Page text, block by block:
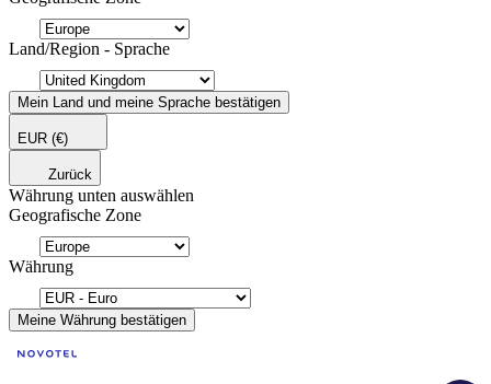
Land/Region - Sprache
Mein Land und meine Sprache bestätigen
EUR (€)
Zurück
Währung unten auswählen
Geografische Zone
Währung
Meine Währung bestätigen